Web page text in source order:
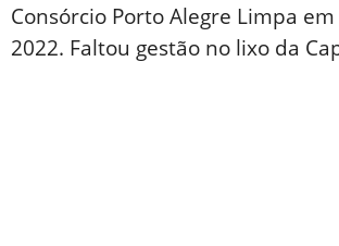
Consórcio Porto Alegre Limpa
2022. Faltou gestão no lixo da